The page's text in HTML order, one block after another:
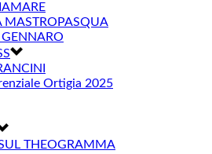
MASTROPASQUA
GENNARO
Ortigia 2025
THEOGRAMMA